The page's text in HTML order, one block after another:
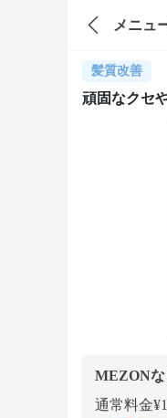
メニュ
髪質改善
頑固なクセ
MEZONな
通常料金